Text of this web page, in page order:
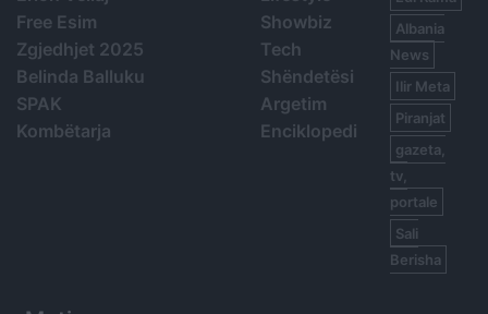
Free Esim
Zgjedhjet 2025
Belinda Balluku
SPAK
Kombëtarja
Showbiz
Tech
Shëndetësi
Argetim
Enciklopedi
Albania
News
Ilir Meta
Piranjat
gazeta,
tv,
portale
Sali
Berisha